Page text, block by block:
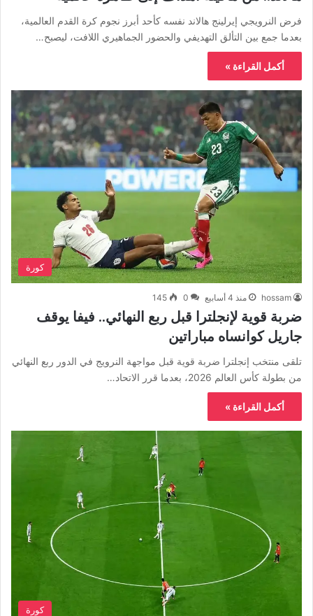
فرض النرويجي إيرلينج هالاند نفسه كأحد أبرز نجوم كرة القدم العالمية،
بعدما جمع بين التألق التهديفي والحضور الجماهيري اللافت، ليصبح…
أكمل القراءة »
كورة
hossam منذ 4 أسابيع 0
145
ضربة قوية لإنجلترا قبل ربع النهائي.. فيفا يوقف
جاريل كوانساه مباراتين
تلقى منتخب إنجلترا ضربة قوية قبل مواجهة النرويج في الدور ربع النهائي
من بطولة كأس العالم 2026، بعدما قرر الاتحاد…
أكمل القراءة »
كورة